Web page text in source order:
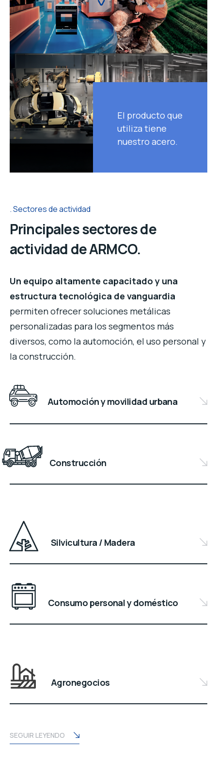
El producto que
utiliza tiene
nuestro acero.
Sectores de actividad
Principales sectores de
actividad de ARMCO.
Un equipo altamente capacitado y una
estructura tecnológica de vanguardia
permiten ofrecer soluciones metálicas
personalizadas para los segmentos más
diversos, como la automoción, el uso personal y
la construcción.
Automoción y movilidad urbana
Construcción
Silvicultura / Madera
Consumo personal y doméstico
Agronegocios
SEGUIR LEYENDO